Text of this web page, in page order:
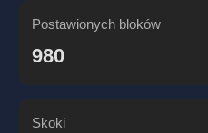
Postawionych bloków
980
Skoki